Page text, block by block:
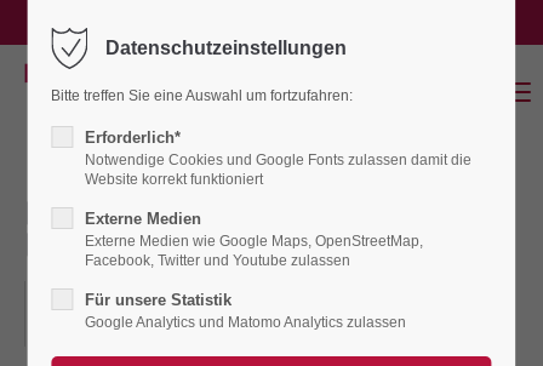
Login
Benutzername
Passwort
service@binnenland-waterkant.de
DRAISINENFAHRT AB
LUETJENBURG - Lütjenburg
06.10.2026, 11.00
ORT: LÜTJENBURG, MARKT 4, TOURIST-INFO
Datenschutzeinstellungen
Bitte treffen Sie eine Auswahl um fortzufahren:
Erforderlich*
Notwendige Cookies und Google Fonts zulassen damit die
Website korrekt funktioniert
Externe Medien
Externe Medien wie Google Maps, OpenStreetMap,
Facebook, Twitter und Youtube zulassen
Für unsere Statistik
Google Analytics und Matomo Analytics zulassen